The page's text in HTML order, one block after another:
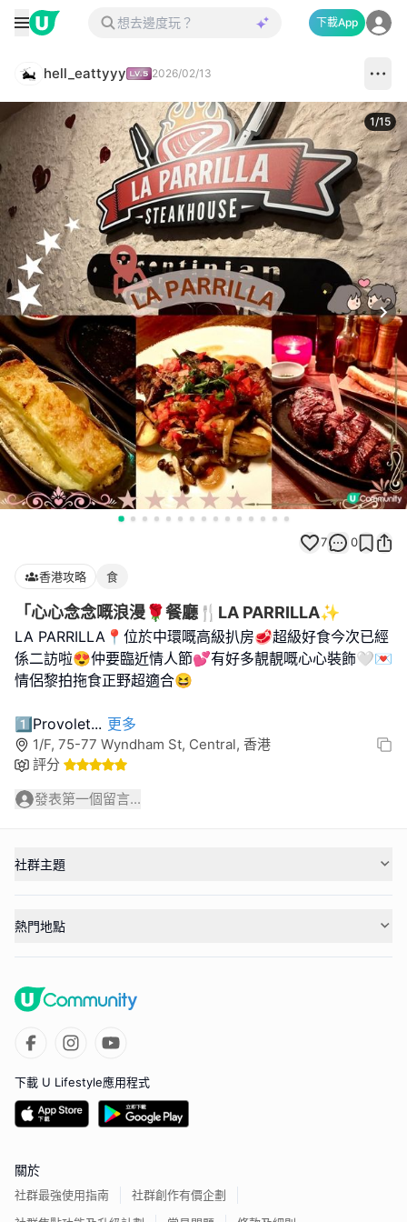
下載App
hell_eattyyy 2026/02/13
1/15
7 0
香港攻略 食
「心心念念嘅浪漫🌹餐廳🍴LA PARRILLA✨
LA PARRILLA📍位於中環嘅高級扒房🥩超級好食今次已經
係二訪啦😍仲要臨近情人節💕有好多靚靚嘅心心裝飾🤍💌
情侶黎拍拖食正野超適合😆
1️⃣Provolet... 更多
1/F, 75-77 Wyndham St, Central, 香港
評分
發表第一個留言...
社群主題
熱門地點
下載 U Lifestyle應用程式
關於
社群最強使用指南
社群創作有價企劃